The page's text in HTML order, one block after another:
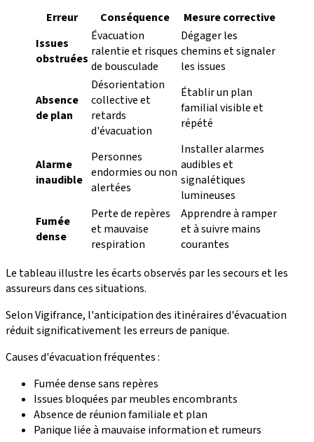
Erreur
Conséquence
Mesure corrective
Issues
obstruées
Évacuation
ralentie et risques
de bousculade
Dégager les
chemins et signaler
les issues
Absence
de plan
Désorientation
collective et
retards
d'évacuation
Établir un plan
familial visible et
répété
Alarme
inaudible
Personnes
endormies ou non
alertées
Installer alarmes
audibles et
signalétiques
lumineuses
Fumée
dense
Perte de repères
et mauvaise
respiration
Apprendre à ramper
et à suivre mains
courantes
Le tableau illustre les écarts observés par les secours et les
assureurs dans ces situations.
Selon Vigifrance, l'anticipation des itinéraires d'évacuation
réduit significativement les erreurs de panique.
Causes d'évacuation fréquentes :
Fumée dense sans repères
Issues bloquées par meubles encombrants
Absence de réunion familiale et plan
Panique liée à mauvaise information et rumeurs